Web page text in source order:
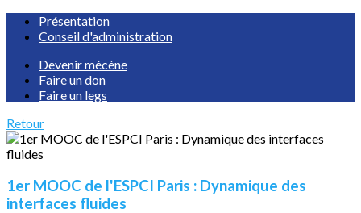
Présentation
Conseil d'administration
Devenir mécène
Faire un don
Faire un legs
Retour
1er MOOC de l'ESPCI Paris : Dynamique des
interfaces fluides